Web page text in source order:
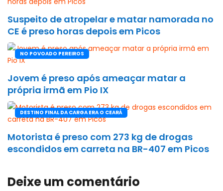
Suspeito de atropelar e matar namorada no
CE é preso horas depois em Picos
NO POVOADO PEREIROS
Jovem é preso após ameaçar matar a
própria irmã em Pio IX
DESTINO FINAL DA CARGA ERA O CEARÁ
Motorista é preso com 273 kg de drogas
escondidos em carreta na BR-407 em Picos
Deixe um comentário